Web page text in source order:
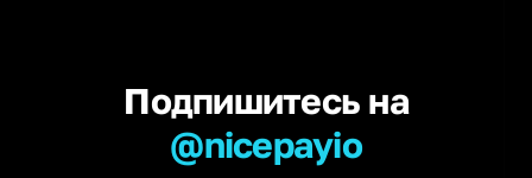
Подпишитесь на
@nicepayio